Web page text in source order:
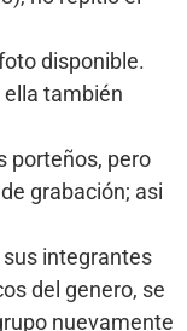
ella también
porteños, pero
grabación; asi
sus integrantes
del genero, se
nuevamente